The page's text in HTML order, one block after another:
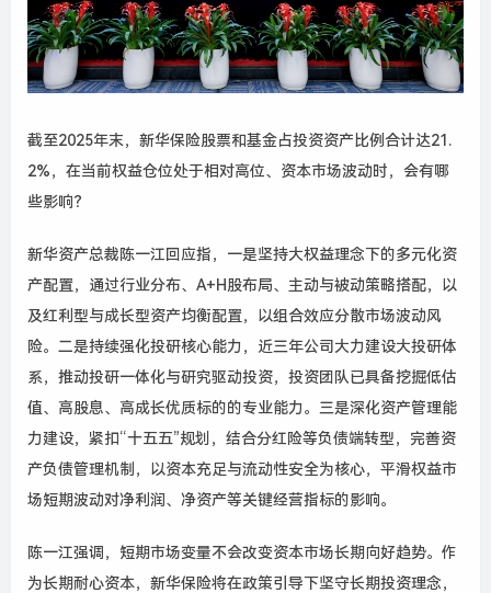
截至2025年末，新华保险股票和基金占投资资产比例合计达21.
2%，在当前权益仓位处于相对高位、资本市场波动时，会有哪
些影响？
新华资产总裁陈一江回应指，一是坚持大权益理念下的多元化资
产配置，通过行业分布、A+H股布局、主动与被动策略搭配，以
及红利型与成长型资产均衡配置，以组合效应分散市场波动风
险。二是持续强化投研核心能力，近三年公司大力建设大投研体
系，推动投研一体化与研究驱动投资，投资团队已具备挖掘低估
值、高股息、高成长优质标的的专业能力。三是深化资产管理能
力建设，紧扣“十五五”规划，结合分红险等负债端转型，完善资
产负债管理机制，以资本充足与流动性安全为核心，平滑权益市
场短期波动对净利润、净资产等关键经营指标的影响。
陈一江强调，短期市场变量不会改变资本市场长期向好趋势。作
为长期耐心资本，新华保险将在政策引导下坚守长期投资理念，